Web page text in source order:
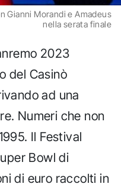
Gianni Morandi e Amadeus
nella serata finale
2023
del Casinò
ad una
Numeri che non
Il Festival
Bowl di
di euro raccolti in